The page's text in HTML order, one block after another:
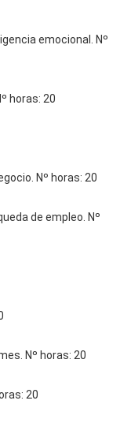
emocional. Nº
horas: 20
Nº horas: 20
de empleo. Nº
Nº horas: 20
20